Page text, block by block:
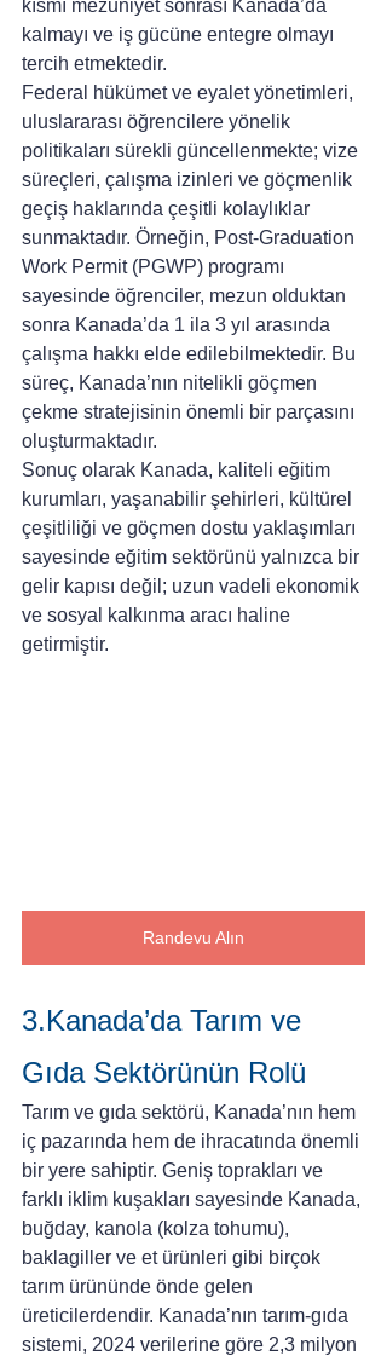
kısmı mezuniyet sonrası Kanada’da
kalmayı ve iş gücüne entegre olmayı
tercih etmektedir.
Federal hükümet ve eyalet yönetimleri,
uluslararası öğrencilere yönelik
politikaları sürekli güncellenmekte; vize
süreçleri, çalışma izinleri ve göçmenlik
geçiş haklarında çeşitli kolaylıklar
sunmaktadır. Örneğin, Post-Graduation
Work Permit (PGWP) programı
sayesinde öğrenciler, mezun olduktan
sonra Kanada’da 1 ila 3 yıl arasında
çalışma hakkı elde edilebilmektedir. Bu
süreç, Kanada’nın nitelikli göçmen
çekme stratejisinin önemli bir parçasını
oluşturmaktadır.
Sonuç olarak Kanada, kaliteli eğitim
kurumları, yaşanabilir şehirleri, kültürel
çeşitliliği ve göçmen dostu yaklaşımları
sayesinde eğitim sektörünü yalnızca bir
gelir kapısı değil; uzun vadeli ekonomik
ve sosyal kalkınma aracı haline
getirmiştir.
Randevu Alın
3.Kanada’da Tarım ve
Gıda Sektörünün Rolü
Tarım ve gıda sektörü, Kanada’nın hem
iç pazarında hem de ihracatında önemli
bir yere sahiptir. Geniş toprakları ve
farklı iklim kuşakları sayesinde Kanada,
buğday, kanola (kolza tohumu),
baklagiller ve et ürünleri gibi birçok
tarım ürününde önde gelen
üreticilerdendir. Kanada’nın tarım-gıda
sistemi, 2024 verilerine göre 2,3 milyon